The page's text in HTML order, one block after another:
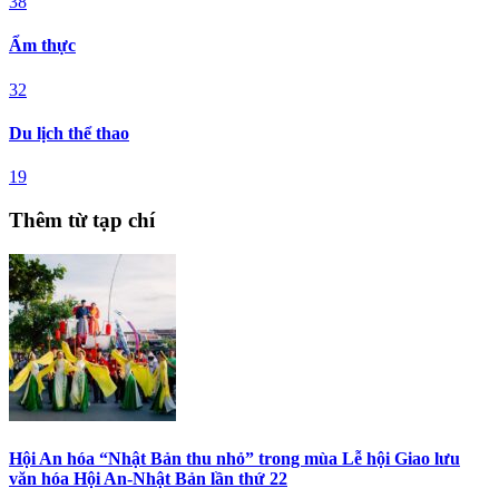
Ẩm thực
32
Du lịch thể thao
19
Thêm từ tạp chí
Hội An hóa “Nhật Bản thu nhỏ” trong mùa Lễ hội Giao lưu
văn hóa Hội An-Nhật Bản lần thứ 22